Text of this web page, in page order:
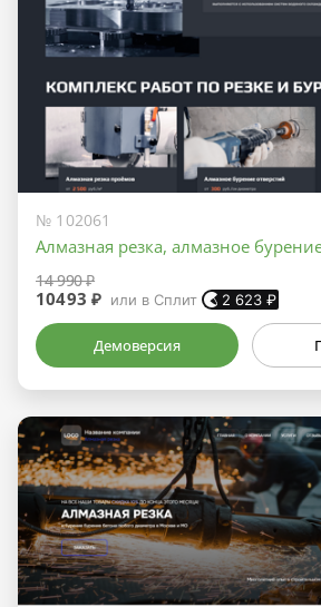
№ 102061
Алмазная резка, алмазное
14 990 ₽
10493 ₽ или в Сплит 2 623 ₽
Демоверсия